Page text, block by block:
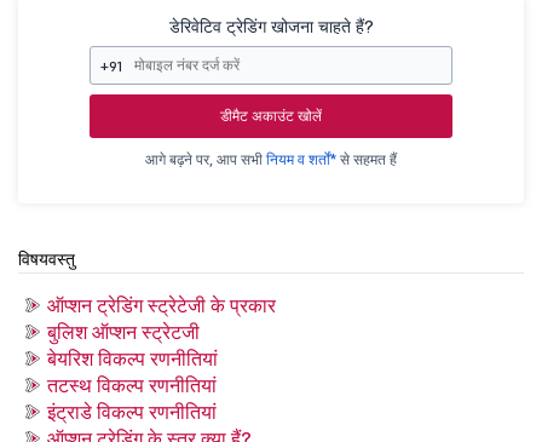
डेरिवेटिव ट्रेडिंग खोजना चाहते हैं?
+91
डीमैट अकाउंट खोलें
आगे बढ़ने पर, आप सभी नियम व शर्तों* से सहमत हैं
विषयवस्तु
ऑप्शन ट्रेडिंग स्ट्रेटेजी के प्रकार
बुलिश ऑप्शन स्ट्रेटजी
बेयरिश विकल्प रणनीतियां
तटस्थ विकल्प रणनीतियां
इंट्राडे विकल्प रणनीतियां